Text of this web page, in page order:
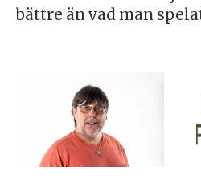
bättre än vad man